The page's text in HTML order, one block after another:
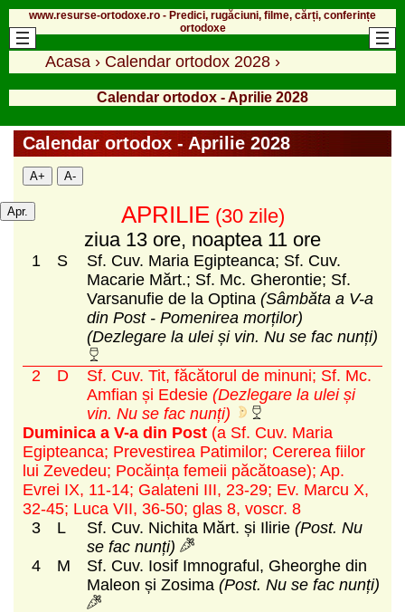
www.resurse-ortodoxe.ro - Predici, rugăciuni, filme, cărți, conferințe
ortodoxe
Acasa › Calendar ortodox 2028 ›
Calendar ortodox - Aprilie 2028
Calendar ortodox - Aprilie 2028
A+ A-
Apr. APRILIE(30 zile)
ziua 13 ore, noaptea 11 ore
1 S
Sf. Cuv. Maria Egipteanca; Sf. Cuv.
Macarie Mărt.; Sf. Mc. Gherontie; Sf.
Varsanufie de la Optina (Sâmbăta a V-a
din Post - Pomenirea morților)
(Dezlegare la ulei și vin. Nu se fac nunți)
2 D
Sf. Cuv. Tit, făcătorul de minuni; Sf. Mc.
Amfian și Edesie (Dezlegare la ulei și
vin. Nu se fac nunți)
Duminica a V-a din Post (a Sf. Cuv. Maria
Egipteanca; Prevestirea Patimilor; Cererea fiilor
lui Zevedeu; Pocăința femeii păcătoase); Ap.
Evrei IX, 11-14; Galateni III, 23-29; Ev. Marcu X,
32-45; Luca VII, 36-50; glas 8, voscr. 8
3
L Sf. Cuv. Nichita Mărt. și Ilirie (Post. Nu
se fac nunți)
4
M
Sf. Cuv. Iosif Imnograful, Gheorghe din
Maleon și Zosima (Post. Nu se fac nunți)